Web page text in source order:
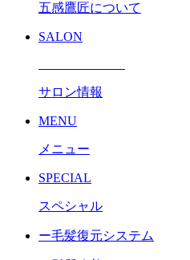
五感鷹匠について
SALON
サロン情報
MENU
メニュー
SPECIAL
スペシャル
ー毛髪復元システム